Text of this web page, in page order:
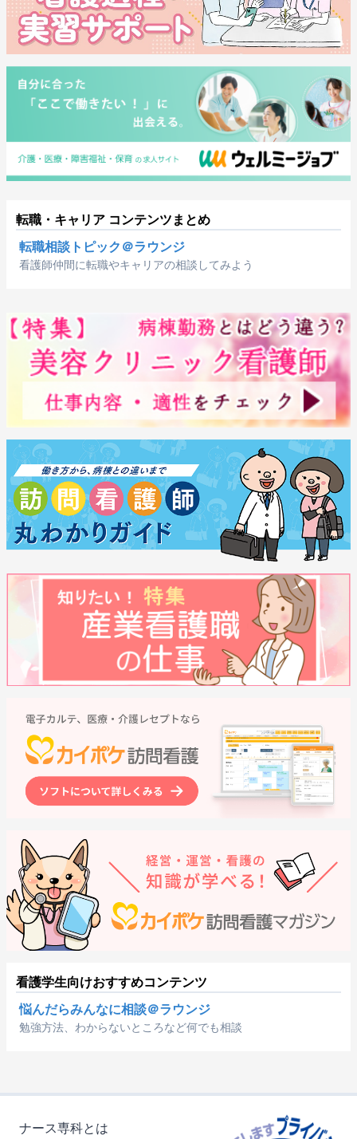
転職・キャリア コンテンツまとめ
転職相談トピック＠ラウンジ
看護師仲間に転職やキャリアの相談してみよう
看護学生向けおすすめコンテンツ
悩んだらみんなに相談＠ラウンジ
勉強方法、わからないところなど何でも相談
ナース専科とは